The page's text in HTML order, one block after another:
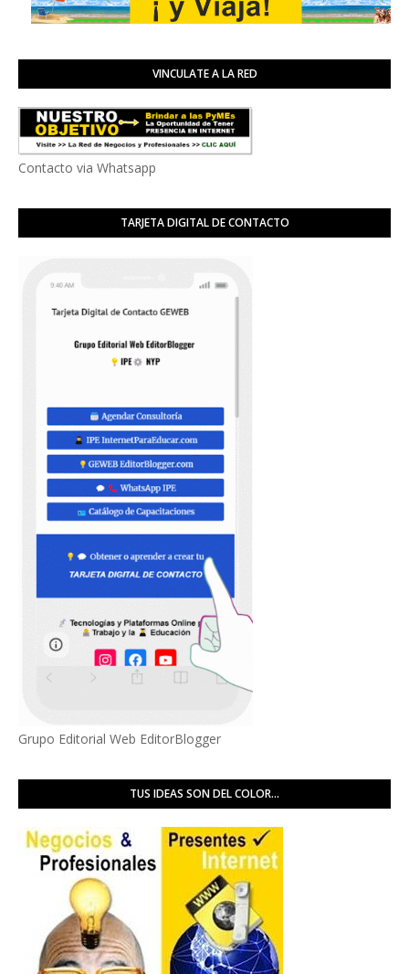
VINCULATE A LA RED
Contacto via Whatsapp
TARJETA DIGITAL DE CONTACTO
Grupo Editorial Web EditorBlogger
TUS IDEAS SON DEL COLOR...